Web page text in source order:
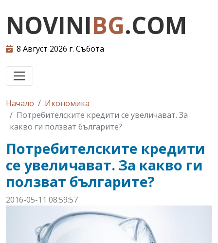
NOVINIBG.COM
8 Август 2026 г. Събота
Начало
Икономика
Потребителските кредити се увеличават. За
какво ги ползват българите?
Потребителските кредити
се увеличават. За какво ги
ползват българите?
2016-05-11 08:59:57